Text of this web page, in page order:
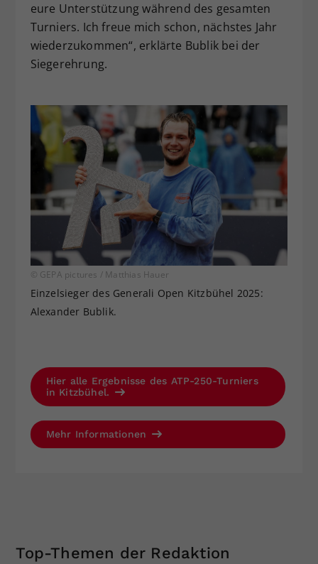
eure Unterstützung während des gesamten
Turniers. Ich freue mich schon, nächstes Jahr
wiederzukommen“, erklärte Bublik bei der
Siegerehrung.
© GEPA pictures / Matthias Hauer
Einzelsieger des Generali Open Kitzbühel 2025:
Alexander Bublik.
Hier alle Ergebnisse des ATP-250-Turniers
in Kitzbühel.
Mehr Informationen
Top-Themen der Redaktion